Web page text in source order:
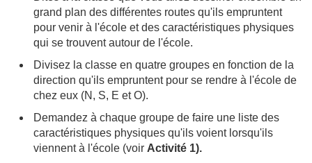
grand plan des différentes routes qu'ils empruntent
pour venir à l'école et des caractéristiques physiques
qui se trouvent autour de l'école.
Divisez la classe en quatre groupes en fonction de la
direction qu'ils empruntent pour se rendre à l'école de
chez eux (N, S, E et O).
Demandez à chaque groupe de faire une liste des
caractéristiques physiques qu'ils voient lorsqu'ils
viennent à l'école (voir Activité 1).